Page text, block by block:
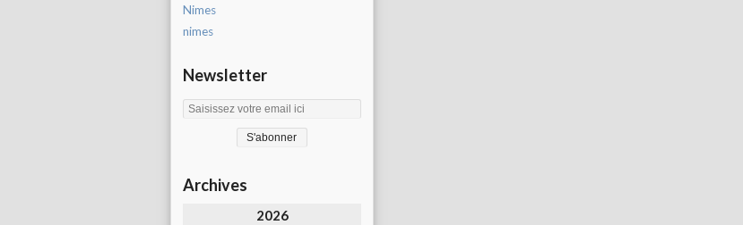
Nimes
nimes
Newsletter
Archives
2026